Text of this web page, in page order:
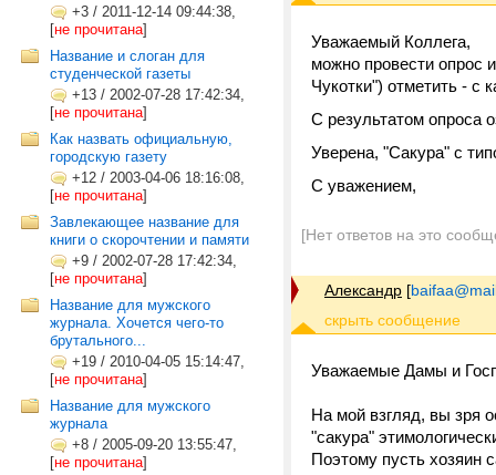
+3 / 2011-12-14 09:44:38,
[не прочитана]
Название и слоган для
студенческой газеты
+13 / 2002-07-28 17:42:34,
[не прочитана]
Как назвать официальную,
городскую газету
+12 / 2003-04-06 18:16:08,
[не прочитана]
Завлекающее название для
книги о скорочтении и памяти
+9 / 2002-07-28 17:42:34,
[не прочитана]
Название для мужского
журнала. Хочется чего-то
брутального...
+19 / 2010-04-05 15:14:47,
[не прочитана]
Название для мужского
журнала
+8 / 2005-09-20 13:55:47,
[не прочитана]
Уважаемый Коллега,
можно провести опрос
Чукотки") отметить - с
С результатом опроса
Уверена, "Сакура" с
С уважением,
[Нет ответов на это
Александр [
Уважаемые Дамы и
На мой взгляд, вы зря
"сакура"
Поэтому пусть хозяин